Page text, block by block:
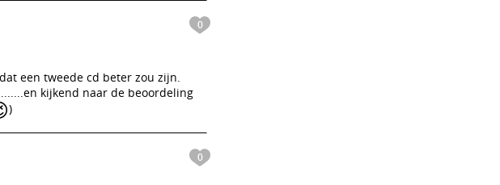
0
een tweede cd beter zou zijn.
kijkend naar de beoordeling
)
0